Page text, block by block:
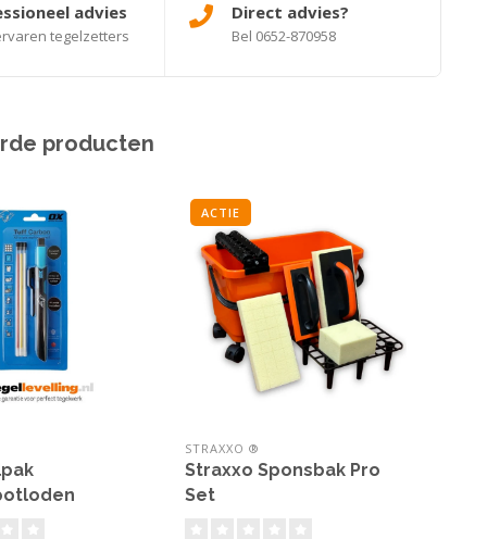
advies
tegelzetters
Direct advies?
Bel 0652-870958
producten
ACTIE
STRAXXO ®
Straxxo Sponsbak Pro
Set